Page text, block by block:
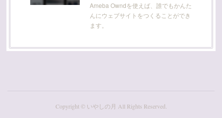
Ameba Owndを使えば、誰でもかんた
んにウェブサイトをつくることができ
ます。
Copyright © いやしの月 All Rights Reserved.